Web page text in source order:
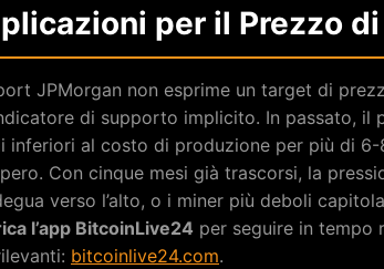
per il Prezzo
JPMorgan non esprime un target di
di supporto implicito. In passato, il
inferiori al costo di produzione per più di
Con cinque mesi già trascorsi, la
verso l’alto, o i miner più deboli
l’app BitcoinLive24 per seguire in tempo
bitcoinlive24.com.